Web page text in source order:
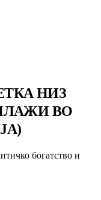
НИЗ
ВО
богатство и